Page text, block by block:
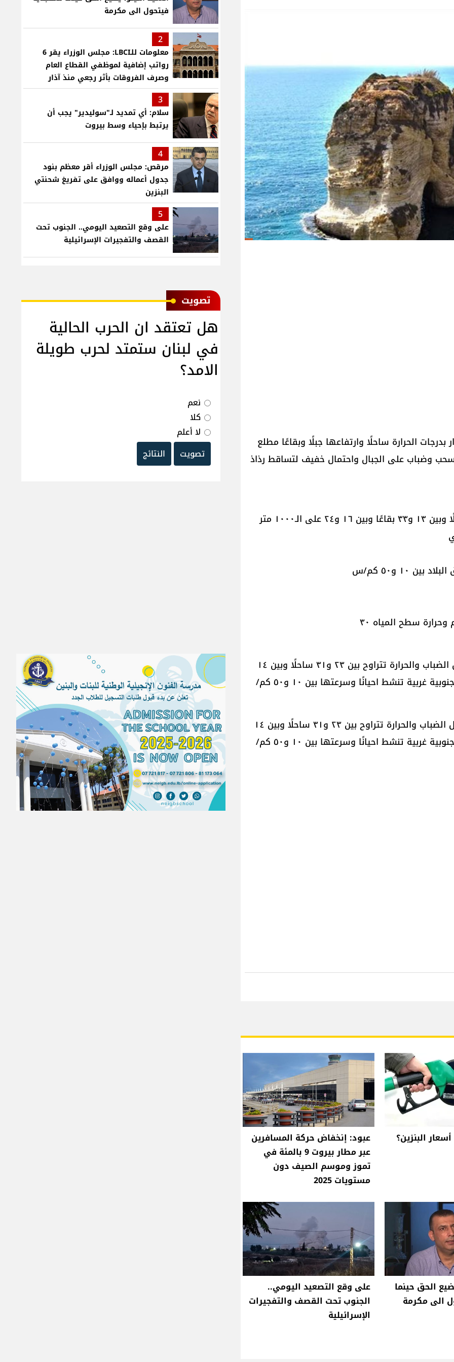
الحرارة ساحلًا وارتفاعها جبلًا وبقاعًا مطلع
وضباب على الجبال واحتمال خفيف لتساقط رذاذ
١٠ و٥٠ كم/س
الاحد: صيفي معتاد مشمس الى غائم جزئيًا ويتشكل الضباب والحرارة تتراوح بين ٢٣ و٣١ ساحلًا وبين ١٤
و٣٥ بقاعًا وبين ١٨ و٢٦ على الـ١٠٠٠ متر فيما الرياح جنوبية غربية تنشط احيانًا وسرعتها بين ١٠ و٥٠ كم/
الاثنين: صيفي معتاد مشمس الى غائم جزئيًا ويتشكل الضباب والحرارة تتراوح بين ٢٣ و٣١ ساحلًا وبين ١٤
و٣٦ بقاعًا وبين ١٨ و٢٨ على الـ١٠٠٠ متر فيما الرياح جنوبية غربية تنشط احيانًا وسرعتها بين ١٠ و٥٠ كم/
البنزين؟
عبود: إنخفاض حركة المسافرين
عبر مطار بيروت 9 بالمئة في
تموز وموسم الصيف دون
مستويات 2025
الحق حينما
الى مكرمة
على وقع التصعيد اليومي..
الجنوب تحت القصف والتفجيرات
الإسرائيلية
فيتحول الى مكرمة
2
معلومات للـLBCI: مجلس الوزراء يقر 6
رواتب إضافية لموظفي القطاع العام
وصرف الفروقات بأثر رجعي منذ آذار
3
سلام: أي تمديد لـ"سوليدير" يجب أن
يرتبط بإحياء وسط بيروت
4
مرقص: مجلس الوزراء أقر معظم بنود
جدول أعماله ووافق على تفريغ شحنتي
البنزين
5
على وقع التصعيد اليومي.. الجنوب تحت
القصف والتفجيرات الإسرائيلية
ﺗﺼﻮﻳﺖ
هل تعتقد ان الحرب الحالية
في لبنان ستمتد لحرب طويلة
الامد؟
نعم
كلا
لا أعلم
تصويت
النتائج